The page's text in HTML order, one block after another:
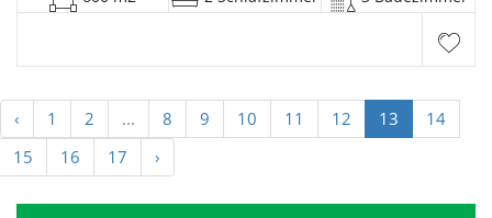
‹ 1 2 ... 8 9 10 11 12 13
14
15
16 17 ›